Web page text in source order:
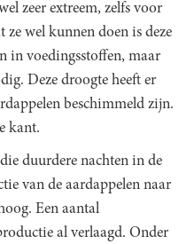
zeer extreem, zelfs voor
ze wel kunnen doen is deze
in voedingsstoffen, maar
Deze droogte heeft er
beschimmeld zijn.
kant.
duurdere nachten in de
van de aardappelen naar
Een aantal
al verlaagd. Onder